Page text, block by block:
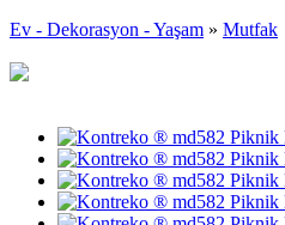
Ev - Dekorasyon - Yaşam » Mutfak